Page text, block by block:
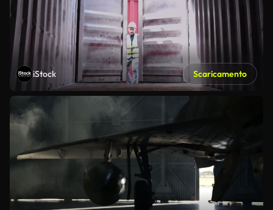
iStock Scaricamento